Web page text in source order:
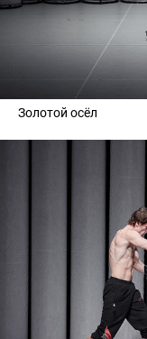
Золотой осёл